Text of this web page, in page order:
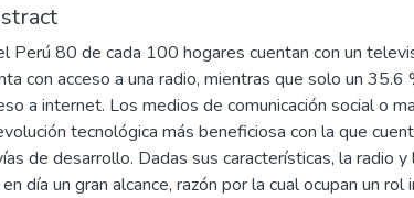
Perú 80 de cada 100 hogares cuentan con un
con acceso a una radio, mientras que solo un 35.6
a internet. Los medios de comunicación social o
tecnológica más beneficiosa con la que
de desarrollo. Dadas sus características, la radio
día un gran alcance, razón por la cual ocupan un